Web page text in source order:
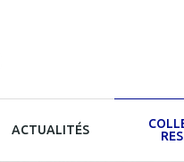
ACTUALITÉS